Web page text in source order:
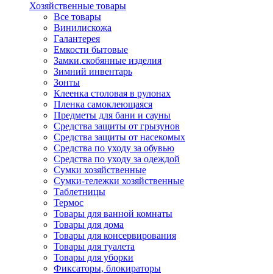
Хозяйственные товары
Все товары
Винилискожа
Галантерея
Емкости бытовые
Замки.скобянные изделия
Зимний инвентарь
Зонты
Клеенка столовая в рулонах
Пленка самоклеющаяся
Предметы для бани и сауны
Средства защиты от грызунов
Средства защиты от насекомых
Средства по уходу за обувью
Средства по уходу за одеждой
Сумки хозяйственные
Сумки-тележки хозяйственные
Таблетницы
Термос
Товары для ванной комнаты
Товары для дома
Товары для консервирования
Товары для туалета
Товары для уборки
Фиксаторы, блокираторы